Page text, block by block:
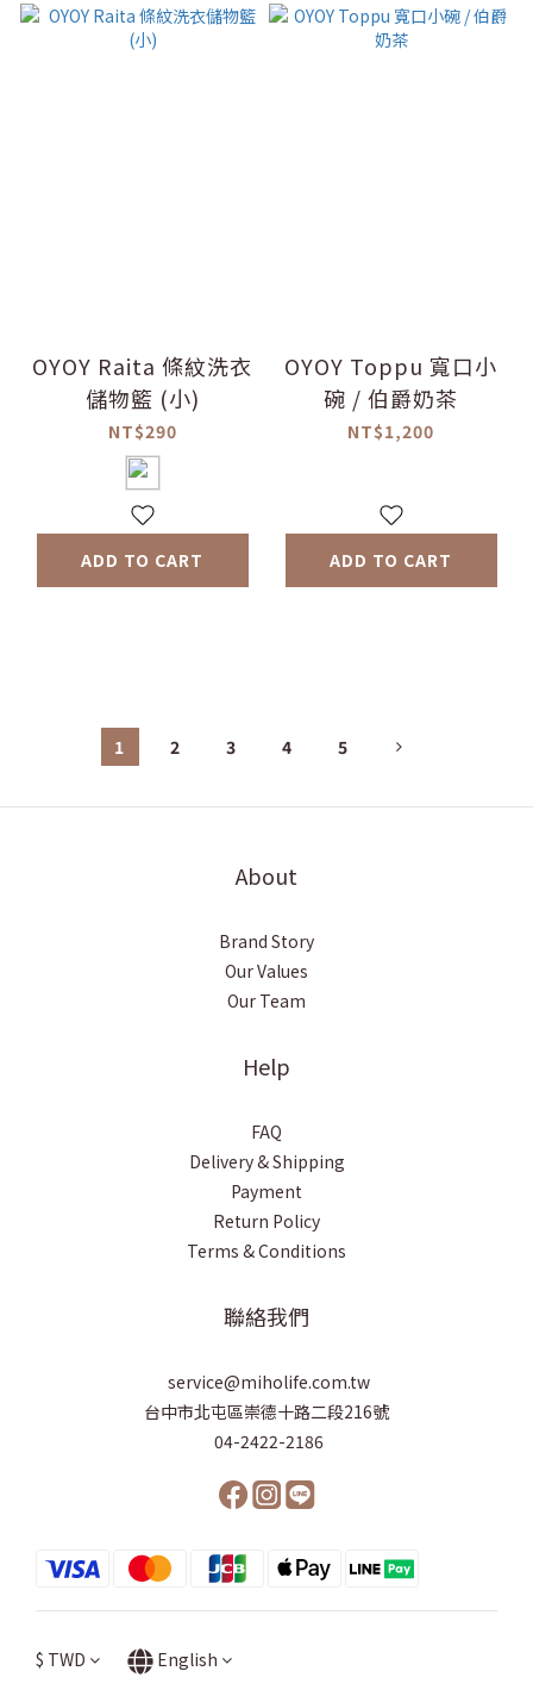
OYOY Raita 條紋洗衣
儲物籃 (小)
NT$290
ADD TO CART
OYOY Toppu 寬口小
碗 / 伯爵奶茶
NT$1,200
ADD TO CART
1 2 3 4 5
About
Brand Story
Our Values
Our Team
Help
FAQ
Delivery & Shipping
Payment
Return Policy
Terms & Conditions
聯絡我們
service@miholife.com.tw
台中市北屯區崇德十路二段216號
04-2422-2186
$ TWD English